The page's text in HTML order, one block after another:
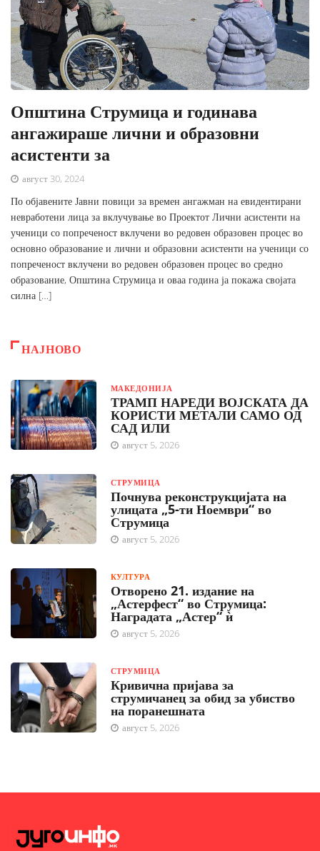
Општина Струмица и годинава
ангажираше лични и образовни
асистенти за
август 30, 2024
По објавените Јавни повици за времен ангажман на евидентирани
невработени лица за вклучување во Проектот Лични асистенти на
ученици со попреченост вклучени во редовен образовен процес во
основно образование и лични и образовни асистенти на ученици со
попреченост вклучени во редовен образовен процес во средно
образование, Општина Струмица и оваа година ја покажа својата
силна […]
НАЈНОВО
МАКЕДОНИЈА
ТРАМП НАРЕДИ ВОЈСКАТА ДА
КОРИСТИ МЕТАЛИ САМО ОД
САД ИЛИ
август 5, 2026
СТРУМИЦА
Почнува реконструкцијата на
улицата „5-ти Ноември“ во
Струмица
август 5, 2026
КУЛТУРА
Отворено 21. издание на
„Астерфест“ во Струмица:
Наградата „Астер“ ѝ
август 5, 2026
СТРУМИЦА
Кривична пријава за
струмичанец за обид за убиство
на поранешната
август 5, 2026